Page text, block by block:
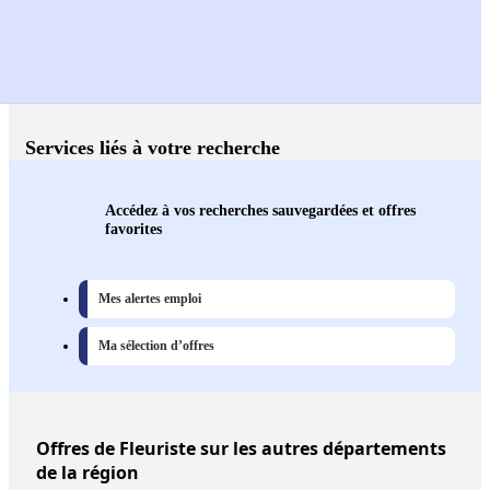
Services liés à votre recherche
Accédez à vos recherches sauvegardées et offres
favorites
Mes alertes emploi
Ma sélection d’offres
Offresde Fleuriste sur les autres départements
de la région